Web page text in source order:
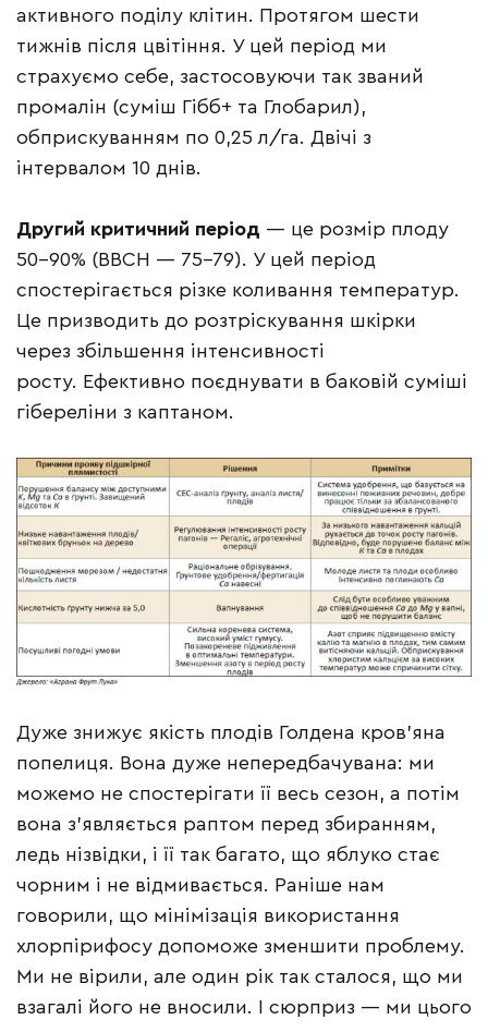
активного поділу клітин. Протягом шести
тижнів після цвітіння. У цей період ми
страхуємо себе, застосовуючи так званий
промалін (суміш Гібб+ та Глобарил),
обприскуванням по 0,25 л/га. Двічі з
інтервалом 10 днів.
Другий критичний період — це розмір плоду
50–90% (ВВСН — 75-79). У цей період
спостерігається різке коливання температур.
Це призводить до розтріскування шкірки
через збільшення інтенсивності
росту. Ефективно поєднувати в баковій суміші
гібереліни з каптаном.
Дуже знижує якість плодів Голдена кров’яна
попелиця. Вона дуже непередбачувана: ми
можемо не спостерігати її весь сезон, а потім
вона з’являється раптом перед збиранням,
ледь нізвідки, і її так багато, що яблуко стає
чорним і не відмивається. Раніше нам
говорили, що мінімізація використання
хлорпірифосу допоможе зменшити проблему.
Ми не вірили, але один рік так сталося, що ми
взагалі його не вносили. І сюрприз — ми цього